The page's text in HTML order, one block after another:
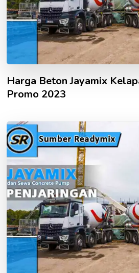
Harga Beton Jayamix
Promo 2023